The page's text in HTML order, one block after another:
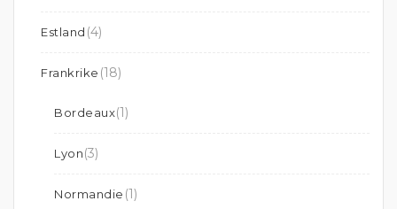
Estland (4)
Frankrike (18)
Bordeaux(1)
Lyon(3)
Normandie (1)